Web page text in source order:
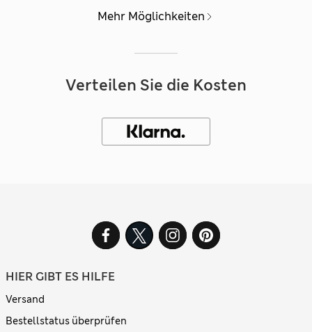
Mehr Möglichkeiten
Verteilen Sie die Kosten
HIER GIBT ES HILFE
Versand
Bestellstatus überprüfen